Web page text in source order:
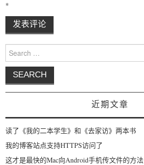
*
Search for:
近期文章
读了《我的二本学生》和《去家访》两本书
我的博客站点支持HTTPS访问了
这才是最快的Mac向Android手机传文件的方法